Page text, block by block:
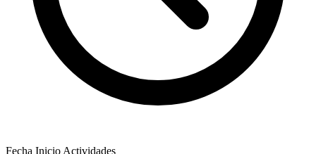
Fecha Inicio Actividades